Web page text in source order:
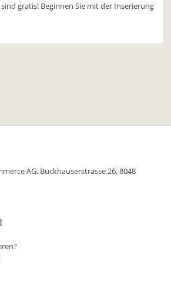
gratis! Beginnen Sie mit der Inserierung
AG, Buckhauserstrasse 26, 8048